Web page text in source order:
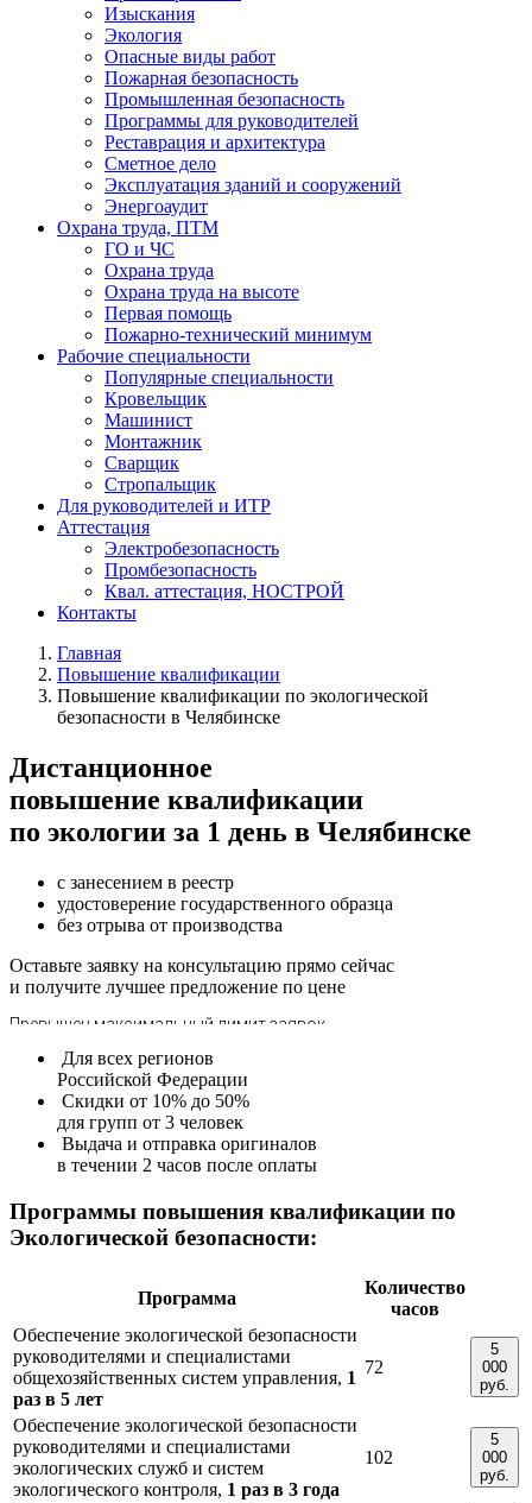
Изыскания
Экология
Опасные виды работ
Пожарная безопасность
Промышленная безопасность
Программы для руководителей
Реставрация и архитектура
Сметное дело
Эксплуатация зданий и сооружений
Энергоаудит
Охрана труда, ПТМ
ГО и ЧС
Охрана труда
Охрана труда на высоте
Первая помощь
Пожарно-технический минимум
Рабочие специальности
Популярные специальности
Кровельщик
Машинист
Монтажник
Сварщик
Стропальщик
Для руководителей и ИТР
Аттестация
Электробезопасность
Промбезопасность
Квал. аттестация, НОСТРОЙ
Контакты
Главная
Повышение квалификации
Повышение квалификации по экологической
безопасности в Челябинске
Дистанционное
повышение квалификации
по экологии за 1 день в Челябинске
с занесением в реестр
удостоверение государственного образца
без отрыва от производства
Оставьте заявку на консультацию прямо сейчас
и получите лучшее предложение по цене
Для всех регионов
Российской Федерации
Скидки от 10% до 50%
для групп от 3 человек
Выдача и отправка оригиналов
в течении 2 часов после оплаты
Программы повышения квалификации по
Экологической безопасности:
Программа
Количество
часов
Обеспечение экологической безопасности
руководителями и специалистами
общехозяйственных систем управления, 1
раз в 5 лет
72
5
000
руб.
Обеспечение экологической безопасности
руководителями и специалистами
экологических служб и систем
экологического контроля, 1 раз в 3 года
102
5
000
руб.